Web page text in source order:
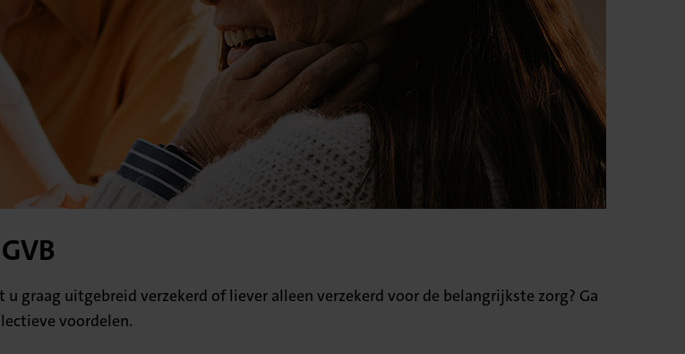
graag uitgebreid verzekerd of liever alleen verzekerd voor de belangrijkste zorg? Ga
voordelen.